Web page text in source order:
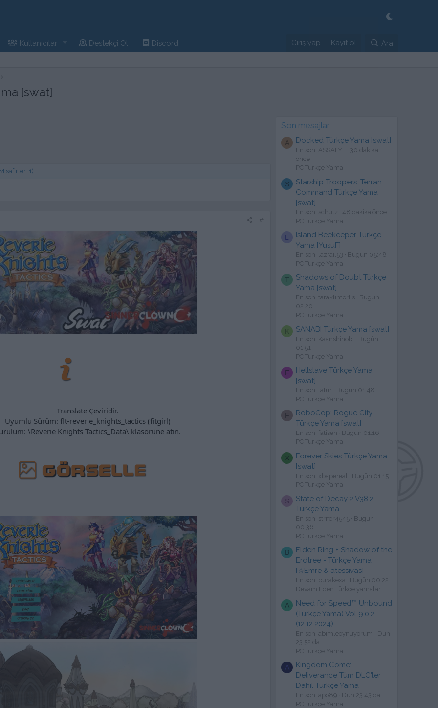
Kullanıcılar Destekçi Ol Discord Giriş yap Kayıt ol Ara
[swat]
1)
#1
Translate Çeviridir.
Uyumlu Sürüm: flt-reverie_knights_tactics (fitgirl)
\Reverie Knights Tactics_Data\ klasörüne atın.
Son mesajlar
A Docked Türkçe Yama [swat]
En son: ASSALYT
30 dakika
önce
PC Türkçe Yama
S
Starship Troopers: Terran
Command Türkçe Yama
[swat]
En son: schutz
48 dakika önce
PC Türkçe Yama
L
Island Beekeeper Türkçe
Yama [YusuF]
En son: lazrail53
Bugün 05:48
PC Türkçe Yama
T
Shadows of Doubt Türkçe
Yama [swat]
En son: taraklimortis
Bugün
02:20
PC Türkçe Yama
K SANABI Türkçe Yama [swat]
En son: Kaanshinobi
Bugün
01:51
PC Türkçe Yama
F
Hellslave Türkçe Yama
[swat]
En son: fatur
Bugün 01:48
PC Türkçe Yama
F
RoboCop: Rogue City
Türkçe Yama [swat]
En son: fatisen
Bugün 01:16
PC Türkçe Yama
X
Forever Skies Türkçe Yama
[swat]
En son: xbapereal
Bugün 01:15
PC Türkçe Yama
State of Decay 2 V38.2
Türkçe Yama
En son: strifer4545
Bugün
00:36
PC Türkçe Yama
B
Elden Ring + Shadow of the
Erdtree - Türkçe Yama
[☆Emre & atessivas]
En son: burakexa
Bugün 00:22
Devam Eden Türkçe yamalar
A
Need for Speed™ Unbound
(Türkçe Yama) Vol 9.0.2
(12.12.2024)
En son: abimleoynuyorum
Dün
23:52 da
PC Türkçe Yama
A
Kingdom Come:
Deliverance Tüm DLC'ler
Dahil Türkçe Yama
En son: apo89
Dün 23:43 da
PC Türkçe Yama